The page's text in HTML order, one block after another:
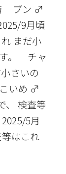
ブン ♂
9月頃
まだ小
す。 チャ
さいの
いめ ♂
、 検査等
5月
はこれ